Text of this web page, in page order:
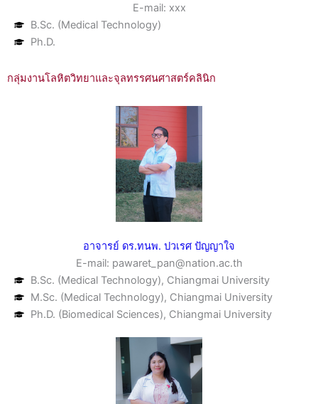
E-mail: xxx
B.Sc. (Medical Technology)
Ph.D.
กลุ่มงานโลหิตวิทยาและจุลทรรศนศาสตร์คลินิก
อาจารย์ ดร.ทนพ. ปวเรศ ปัญญาใจ
E-mail: pawaret_pan@nation.ac.th
B.Sc. (Medical Technology), Chiangmai University
M.Sc. (Medical Technology), Chiangmai University
Ph.D. (Biomedical Sciences), Chiangmai University